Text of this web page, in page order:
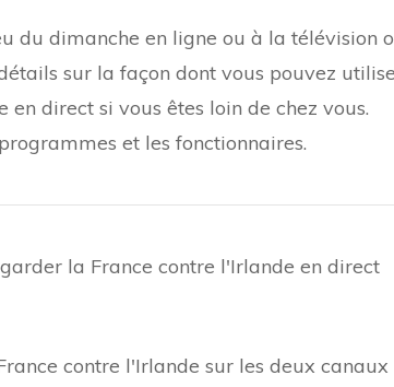
du dimanche en ligne ou à la télévision
sur la façon dont vous pouvez
direct si vous êtes loin de chez vous.
et les fonctionnaires.
la France contre l'Irlande en direct
contre l'Irlande sur les deux canaux